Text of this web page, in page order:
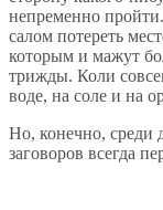
непременно
салом потереть
которым и мажут
трижды. Коли
воде, на соле и на
Но, конечно, среди
заговоров всегда